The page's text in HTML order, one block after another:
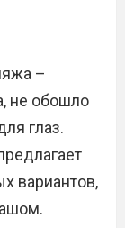
–
не обошло
глаз.
вариантов,